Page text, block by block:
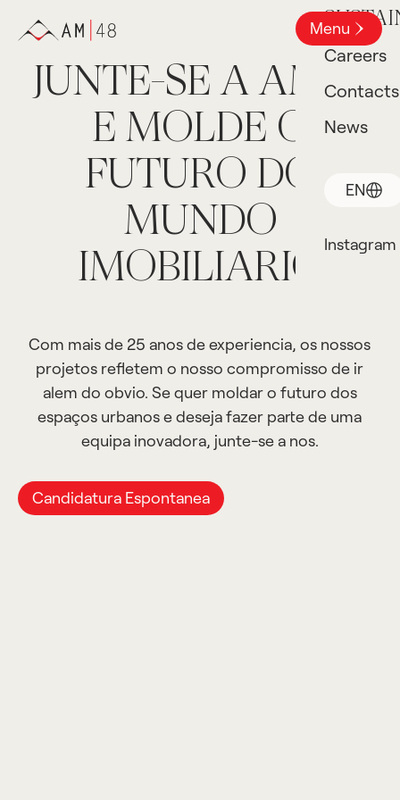
Careers
Contacts
News
EN
Instagram
Menu
JUNTE-SE A AM48
E MOLDE O
FUTURO DO
MUNDO
IMOBILIARIO
Com mais de 25 anos de experiencia, os nossos
projetos refletem o nosso compromisso de ir
alem do obvio. Se quer moldar o futuro dos
espaços urbanos e deseja fazer parte de uma
equipa inovadora, junte-se a nos.
Candidatura Espontanea